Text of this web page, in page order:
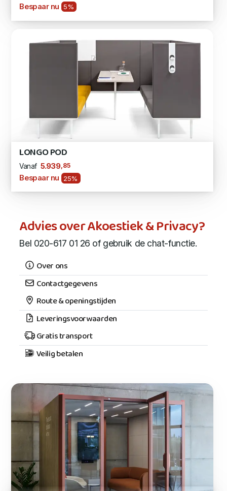
Bespaar nu 5%
LONGO POD
Vanaf 5.939,85
Bespaar nu 25%
Advies over Akoestiek & Privacy?
Bel 020-617 01 26 of gebruik de chat-functie.
Over ons
Contactgegevens
Route & openingstijden
Leveringsvoorwaarden
Gratis transport
Veilig betalen